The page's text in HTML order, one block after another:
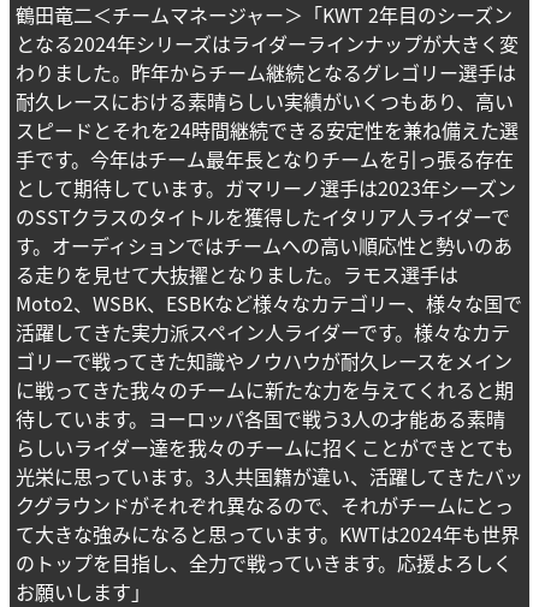
鶴田竜二＜チームマネージャー＞「KWT 2年目のシーズン
となる2024年シリーズはライダーラインナップが大きく変
わりました。昨年からチーム継続となるグレゴリー選手は
耐久レースにおける素晴らしい実績がいくつもあり、高い
スピードとそれを24時間継続できる安定性を兼ね備えた選
手です。今年はチーム最年長となりチームを引っ張る存在
として期待しています。ガマリーノ選手は2023年シーズン
のSSTクラスのタイトルを獲得したイタリア人ライダーで
す。オーディションではチームへの高い順応性と勢いのあ
る走りを見せて大抜擢となりました。ラモス選手は
Moto2、WSBK、ESBKなど様々なカテゴリー、様々な国で
活躍してきた実力派スペイン人ライダーです。様々なカテ
ゴリーで戦ってきた知識やノウハウが耐久レースをメイン
に戦ってきた我々のチームに新たな力を与えてくれると期
待しています。ヨーロッパ各国で戦う3人の才能ある素晴
らしいライダー達を我々のチームに招くことができとても
光栄に思っています。3人共国籍が違い、活躍してきたバッ
クグラウンドがそれぞれ異なるので、それがチームにとっ
て大きな強みになると思っています。KWTは2024年も世界
のトップを目指し、全力で戦っていきます。応援よろしく
お願いします」